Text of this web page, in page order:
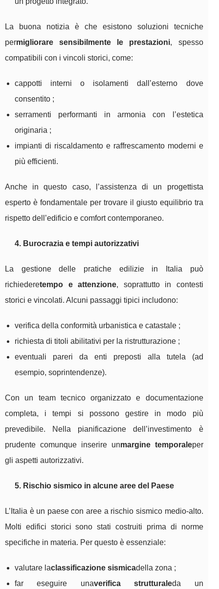
La buona notizia è che esistono soluzioni tecniche
permigliorare sensibilmente le prestazioni, spesso
compatibili con i vincoli storici, come:
cappotti interni o isolamenti dall’esterno dove
consentito ;
serramenti performanti in armonia con l’estetica
originaria ;
impianti di riscaldamento e raffrescamento moderni e
più efficienti.
Anche in questo caso, l’assistenza di un progettista
esperto è fondamentale per trovare il giusto equilibrio tra
rispetto dell’edificio e comfort contemporaneo.
4. Burocrazia e tempi autorizzativi
La gestione delle pratiche edilizie in Italia può
richiederetempo e attenzione, soprattutto in contesti
storici e vincolati. Alcuni passaggi tipici includono:
verifica della conformità urbanistica e catastale ;
richiesta di titoli abilitativi per la ristrutturazione ;
eventuali pareri da enti preposti alla tutela (ad
esempio, soprintendenze).
Con un team tecnico organizzato e documentazione
completa, i tempi si possono gestire in modo più
prevedibile. Nella pianificazione dell’investimento è
prudente comunque inserire unmargine temporaleper
gli aspetti autorizzativi.
5. Rischio sismico in alcune aree del Paese
L’Italia è un paese con aree a rischio sismico medio-alto.
Molti edifici storici sono stati costruiti prima di norme
specifiche in materia. Per questo è essenziale:
valutare laclassificazione sismicadella zona ;
far eseguire unaverifica strutturaleda un